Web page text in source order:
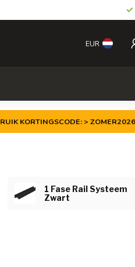
EUR
KORTINGSCODE: >
1 Fase Rail Systeem
Zwart